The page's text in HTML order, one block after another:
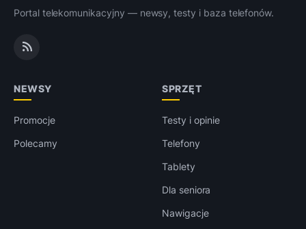
Portal telekomunikacyjny — newsy, testy i baza telefonów.
NEWSY
Promocje
Polecamy
SPRZĘT
Testy i opinie
Telefony
Tablety
Dla seniora
Nawigacje